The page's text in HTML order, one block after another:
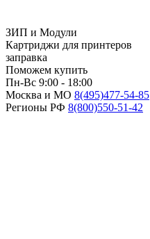
ЗИП и Модули
Картриджи для принтеров
заправка
Поможем купить
Пн-Вс 9:00 - 18:00
Москва и МО 8(495)477-54-85
Регионы РФ 8(800)550-51-42